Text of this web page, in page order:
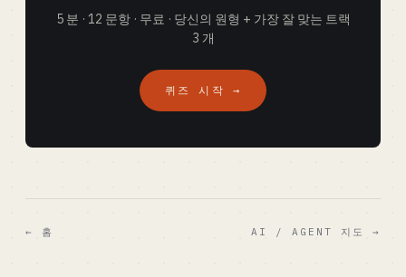
5 분 · 12 문항 · 무료 · 당신의 원형 + 가장 잘 맞는 트랙
3 개
퀴즈 시작 →
← 홈 AI / AGENT 지도 →